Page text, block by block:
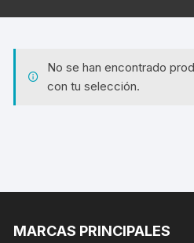
No se han encontrado
con tu selección.
MARCAS PRINCIPALES